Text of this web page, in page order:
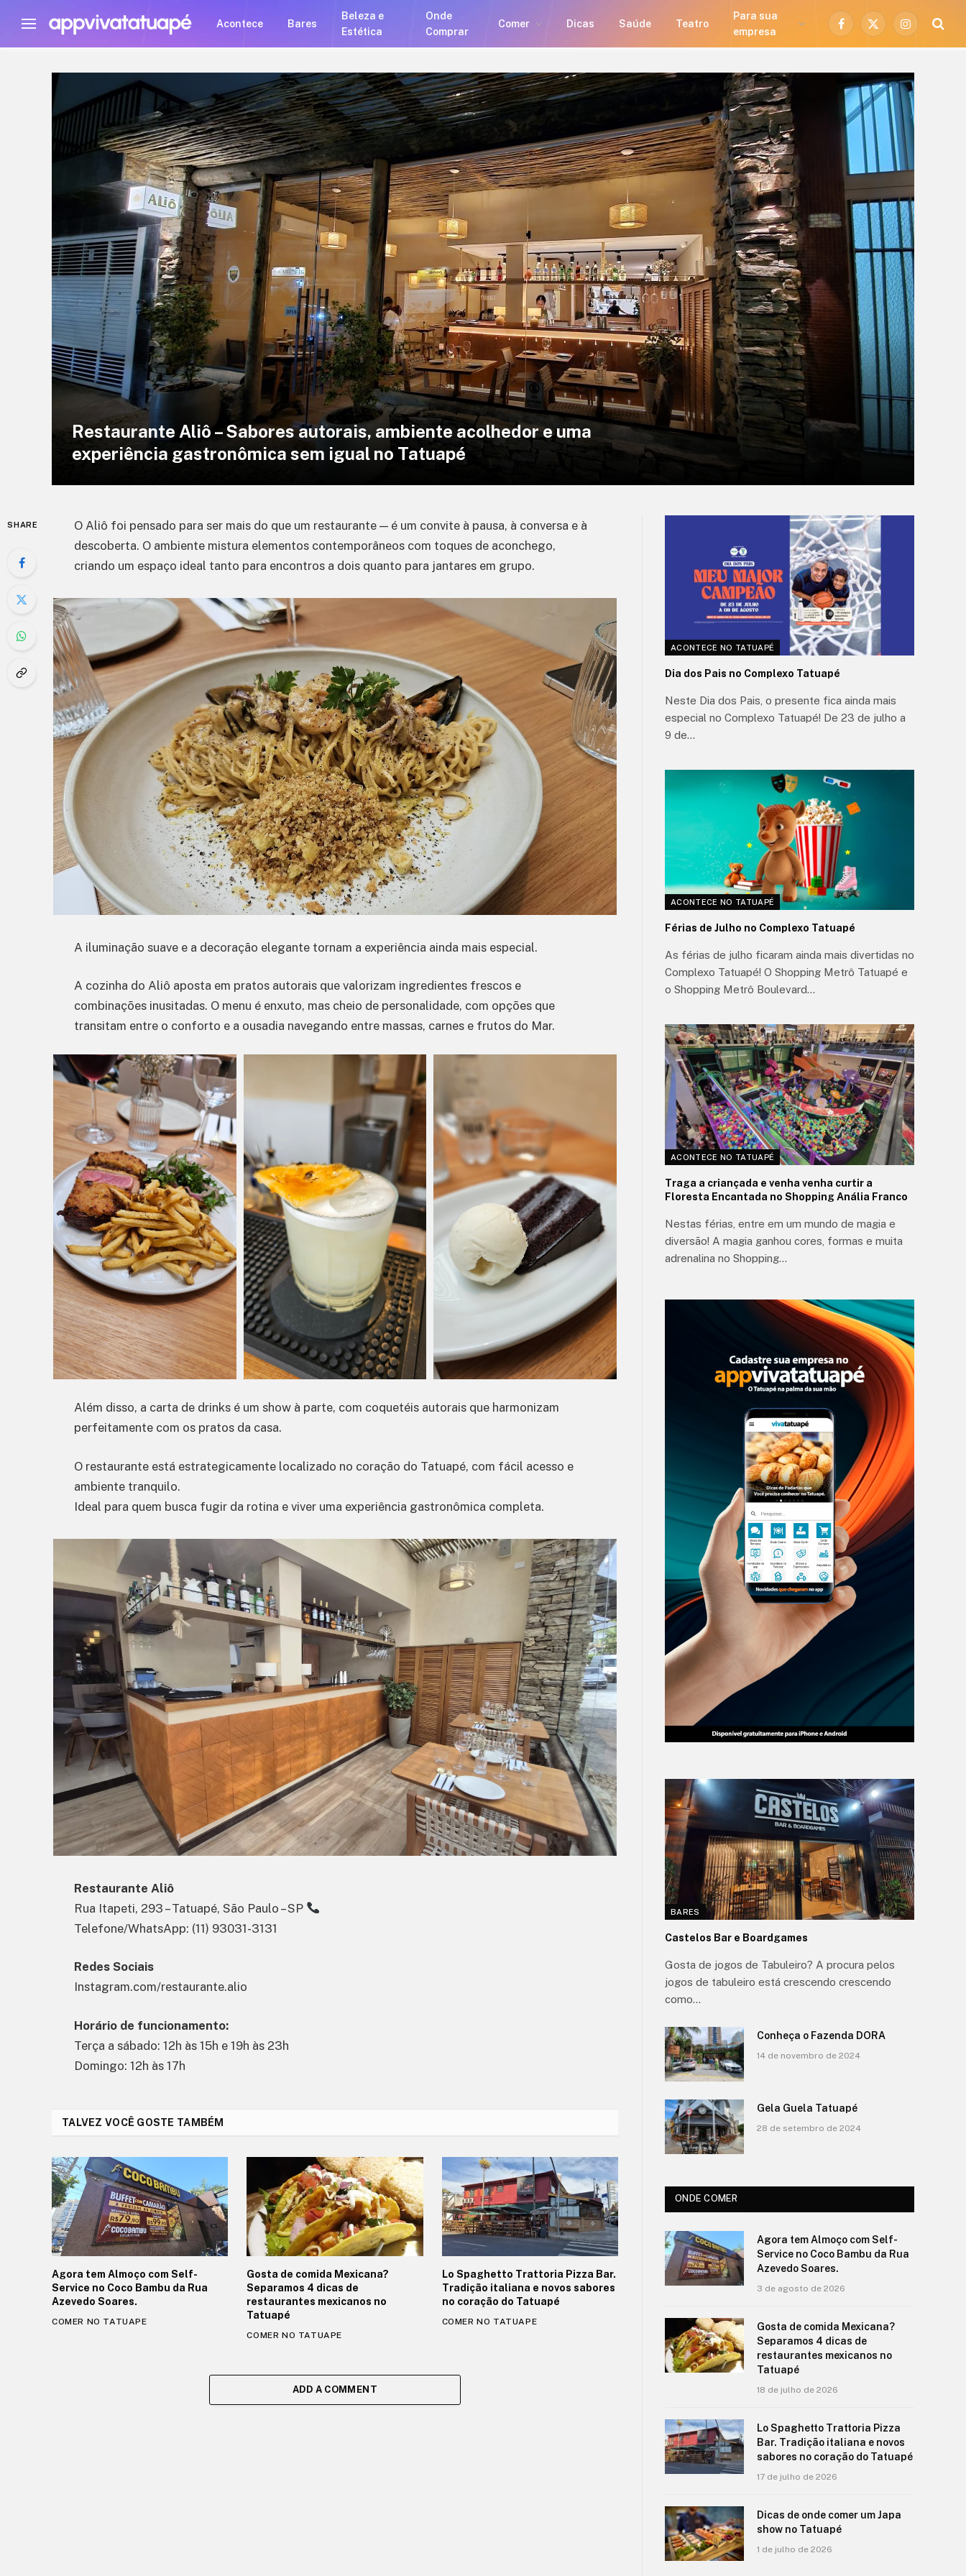
Acontece Bares
Beleza e
Estética
Onde
Comprar
Comer Dicas Saúde Teatro
Para sua
empresa
Facebook
X
(Twitter)
Instagram
Restaurante Aliô – Sabores autorais, ambiente acolhedor e uma
experiência gastronômica sem igual no Tatuapé
SHARE
O Aliô foi pensado para ser mais do que um restaurante — é um convite à pausa, à conversa e à
descoberta. O ambiente mistura elementos contemporâneos com toques de aconchego,
criando um espaço ideal tanto para encontros a dois quanto para jantares em grupo.
A iluminação suave e a decoração elegante tornam a experiência ainda mais especial.
A cozinha do Aliô aposta em pratos autorais que valorizam ingredientes frescos e
combinações inusitadas. O menu é enxuto, mas cheio de personalidade, com opções que
transitam entre o conforto e a ousadia navegando entre massas, carnes e frutos do Mar.
Além disso, a carta de drinks é um show à parte, com coquetéis autorais que harmonizam
perfeitamente com os pratos da casa.
O restaurante está estrategicamente localizado no coração do Tatuapé, com fácil acesso e
ambiente tranquilo.
Ideal para quem busca fugir da rotina e viver uma experiência gastronômica completa.
Restaurante Aliô
Rua Itapeti, 293 – Tatuapé, São Paulo – SP
Telefone/WhatsApp: (11) 93031-3131
Redes Sociais
Instagram.com/restaurante.alio
Horário de funcionamento:
Terça a sábado: 12h às 15h e 19h às 23h
Domingo: 12h às 17h
TALVEZ VOCÊ GOSTE TAMBÉM
Agora tem Almoço com Self-
Service no Coco Bambu da Rua
Azevedo Soares.
COMER NO TATUAPE
Gosta de comida Mexicana?
Separamos 4 dicas de
restaurantes mexicanos no
Tatuapé
COMER NO TATUAPE
Lo Spaghetto Trattoria Pizza Bar.
Tradição italiana e novos sabores
no coração do Tatuapé
COMER NO TATUAPE
ADD A COMMENT
ACONTECE NO TATUAPÉ
Dia dos Pais no Complexo Tatuapé
Neste Dia dos Pais, o presente fica ainda mais
especial no Complexo Tatuapé! De 23 de julho a
9 de…
ACONTECE NO TATUAPÉ
Férias de Julho no Complexo Tatuapé
As férias de julho ficaram ainda mais divertidas no
Complexo Tatuapé! O Shopping Metrô Tatuapé e
o Shopping Metrô Boulevard…
ACONTECE NO TATUAPÉ
Traga a criançada e venha venha curtir a
Floresta Encantada no Shopping Anália Franco
Nestas férias, entre em um mundo de magia e
diversão! ​A magia ganhou cores, formas e muita
adrenalina no Shopping…
BARES
Castelos Bar e Boardgames
Gosta de jogos de Tabuleiro? A procura pelos
jogos de tabuleiro está crescendo crescendo
como…
Conheça o Fazenda DORA
14 de novembro de 2024
Gela Guela Tatuapé
28 de setembro de 2024
ONDE COMER
Agora tem Almoço com Self-
Service no Coco Bambu da Rua
Azevedo Soares.
3 de agosto de 2026
Gosta de comida Mexicana?
Separamos 4 dicas de
restaurantes mexicanos no
Tatuapé
18 de julho de 2026
Lo Spaghetto Trattoria Pizza
Bar. Tradição italiana e novos
sabores no coração do Tatuapé
17 de julho de 2026
Dicas de onde comer um Japa
show no Tatuapé
1 de julho de 2026